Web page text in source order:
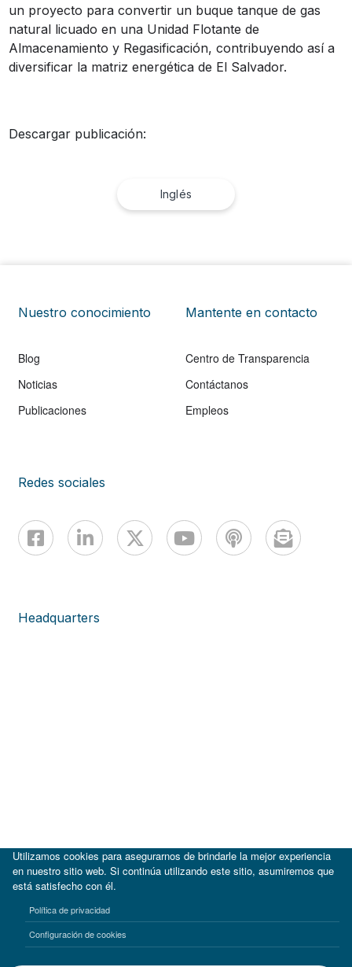
un proyecto para convertir un buque tanque de gas
natural licuado en una Unidad Flotante de
Almacenamiento y Regasificación, contribuyendo así a
diversificar la matriz energética de El Salvador.
Descargar publicación:
Inglés
Nuestro conocimiento
Blog
Noticias
Publicaciones
Mantente en contacto
Centro de Transparencia
Contáctanos
Empleos
Redes sociales
Headquarters
Términos de uso Aviso de privacidad
Utilizamos cookies para asegurarnos de brindarle la mejor experiencia
en nuestro sitio web. Si continúa utilizando este sitio, asumiremos que
está satisfecho con él.
Política de privacidad
Configuración de cookies